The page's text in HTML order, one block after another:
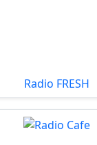
Radio FRESH